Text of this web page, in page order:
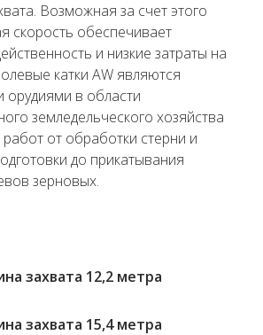
Возможная за счет этого
скорость обеспечивает
и низкие затраты на
катки AW являются
орудиями в области
земледельческого хозяйства
от обработки стерни и
до прикатывания
зерновых.
захвата 12,2 метра
захвата 15,4 метра